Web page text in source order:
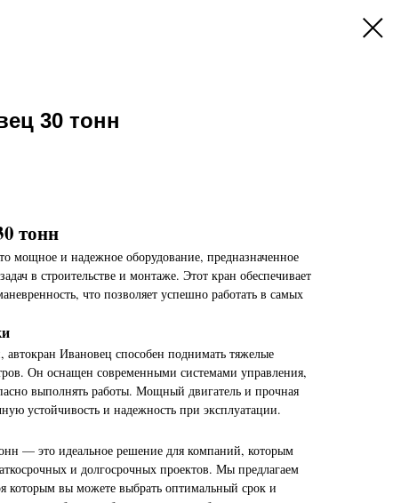
30 тонн
тонн
мощное и надежное оборудование, предназначенное
в строительстве и монтаже. Этот кран обеспечивает
что позволяет успешно работать в самых
Ивановец способен поднимать тяжелые
Он оснащен современными системами управления,
выполнять работы. Мощный двигатель и прочная
устойчивость и надежность при эксплуатации.
— это идеальное решение для компаний, которым
и долгосрочных проектов. Мы предлагаем
которым вы можете выбрать оптимальный срок и